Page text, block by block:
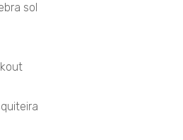
sol